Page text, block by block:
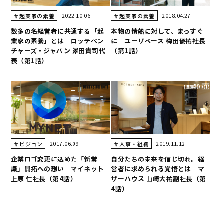
＃起業家の素養 2022.10.06
数多の名経営者に共通する「起
業家の素養」とは ロッテベン
チャーズ・ジャパン 澤田貴司代
表（第1話）
＃起業家の素養 2018.04.27
本物の情熱に対して、まっすぐ
に ユーザベース 梅田優祐社長
（第1話）
＃ビジョン 2017.06.09
企業ロゴ変更に込めた「新常
識」開拓への想い マイネット
上原 仁社長（第4話）
＃人事・組織 2019.11.12
自分たちの未来を信じ切れ。経
営者に求められる覚悟とは マ
ザーハウス 山崎大祐副社長（第
4話）